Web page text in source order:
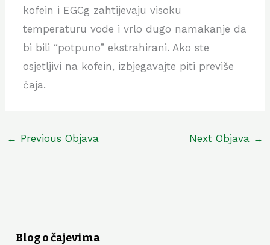
Blog o čajevima
kofein i EGCg zahtijevaju visoku
temperaturu vode i vrlo dugo namakanje da
bi bili “potpuno” ekstrahirani. Ako ste
osjetljivi na kofein, izbjegavajte piti previše
čaja.
← Previous Objava Next Objava →